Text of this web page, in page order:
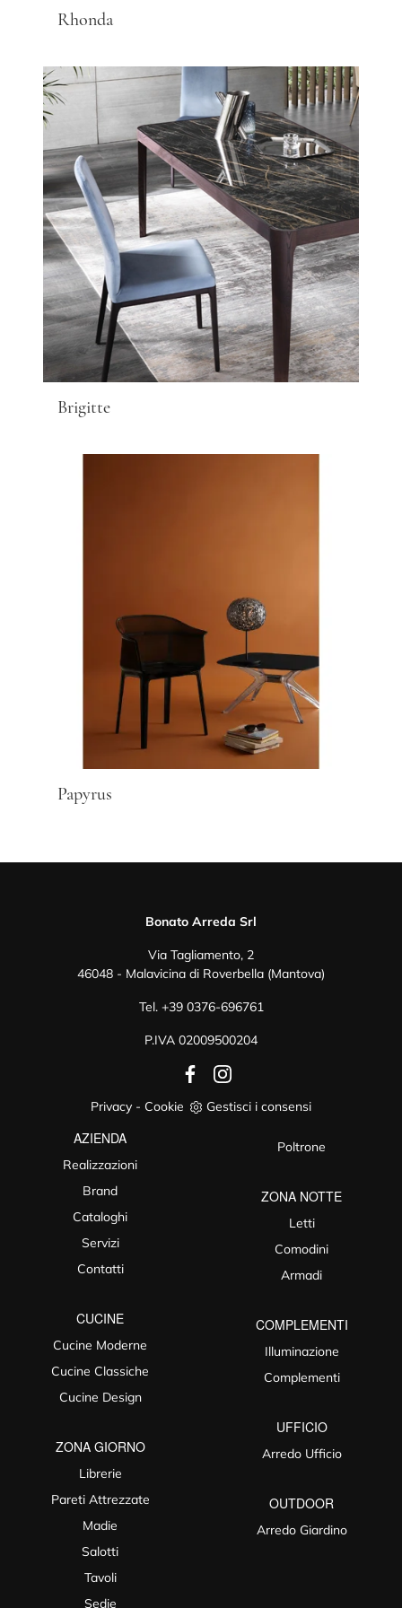
Rhonda
Brigitte
Papyrus
Bonato Arreda Srl
Via Tagliamento, 2
46048 - Malavicina di Roverbella (Mantova)
Tel. +39 0376-696761
P.IVA 02009500204
Privacy - Cookie Gestisci i consensi
AZIENDA
Realizzazioni
Brand
Cataloghi
Servizi
Contatti
CUCINE
Cucine Moderne
Cucine Classiche
Cucine Design
ZONA GIORNO
Librerie
Pareti Attrezzate
Madie
Salotti
Tavoli
Sedie
Poltrone
ZONA NOTTE
Letti
Comodini
Armadi
COMPLEMENTI
Illuminazione
Complementi
UFFICIO
Arredo Ufficio
OUTDOOR
Arredo Giardino